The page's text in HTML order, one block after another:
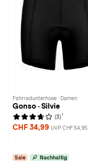
Fahrradunterhose · Damen
Gonso · Silvie
(3) 1
CHF 34,99 UVP CHF 54,95
Sale Nachhaltig